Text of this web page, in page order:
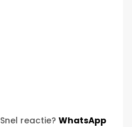
reactie? WhatsApp